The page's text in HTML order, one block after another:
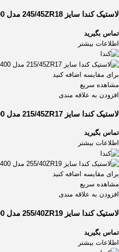
لاستیک کندا سایز 245/45ZR18 مدل Vezda UHP A/S KR400
تماس بگیرید
اطلاعات بیشتر
برای مقایسه اضافه کنید
مشاهده سریع
افزودن به علاقه مندی
لاستیک کندا سایز 215/45ZR17 مدل Vezda UHP A/S KR400
تماس بگیرید
اطلاعات بیشتر
برای مقایسه اضافه کنید
مشاهده سریع
افزودن به علاقه مندی
لاستیک کندا سایز 255/40ZR19 مدل Vezda UHP A/S KR400
تماس بگیرید
اطلاعات بیشتر